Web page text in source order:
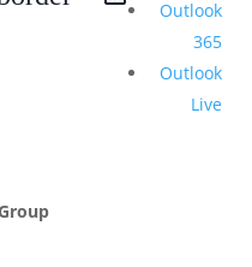
Outlook
365
Outlook
Live